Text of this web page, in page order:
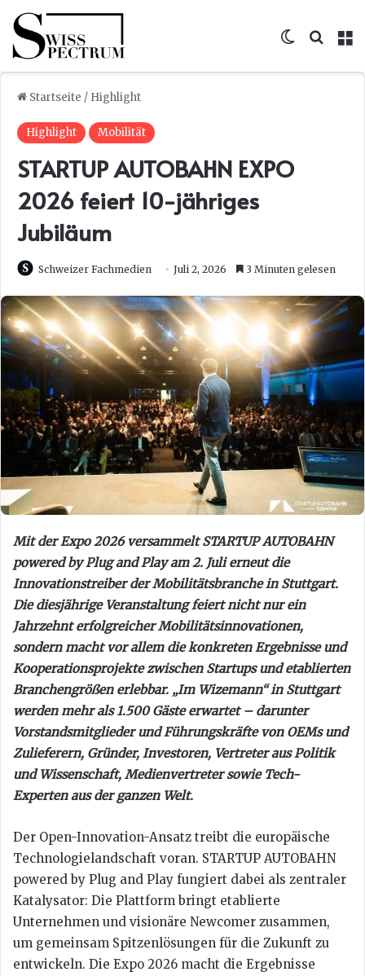
Skin
Startseite / Highlight
Highlight Mobilität
STARTUP AUTOBAHN EXPO
2026 feiert 10-jähriges
Jubiläum
Schweizer Fachmedien Juli 2, 2026 3 Minuten gelesen
Mit der Expo 2026 versammelt STARTUP AUTOBAHN
powered by Plug and Play am 2. Juli erneut die
Innovationstreiber der Mobilitätsbranche in Stuttgart.
Die diesjährige Veranstaltung feiert nicht nur ein
Jahrzehnt erfolgreicher Mobilitätsinnovationen,
sondern macht vor allem die konkreten Ergebnisse und
Kooperationsprojekte zwischen Startups und etablierten
Branchengrößen erlebbar. „Im Wizemann“ in Stuttgart
werden mehr als 1.500 Gäste erwartet – darunter
Vorstandsmitglieder und Führungskräfte von OEMs und
Zulieferern, Gründer, Investoren, Vertreter aus Politik
und Wissenschaft, Medienvertreter sowie Tech-
Experten aus der ganzen Welt.
Der Open-Innovation-Ansatz treibt die europäische
Technologielandschaft voran. STARTUP AUTOBAHN
powered by Plug and Play fungiert dabei als zentraler
Katalysator: Die Plattform bringt etablierte
Unternehmen und visionäre Newcomer zusammen,
um gemeinsam Spitzenlösungen für die Zukunft zu
entwickeln. Die Expo 2026 macht die Ergebnisse